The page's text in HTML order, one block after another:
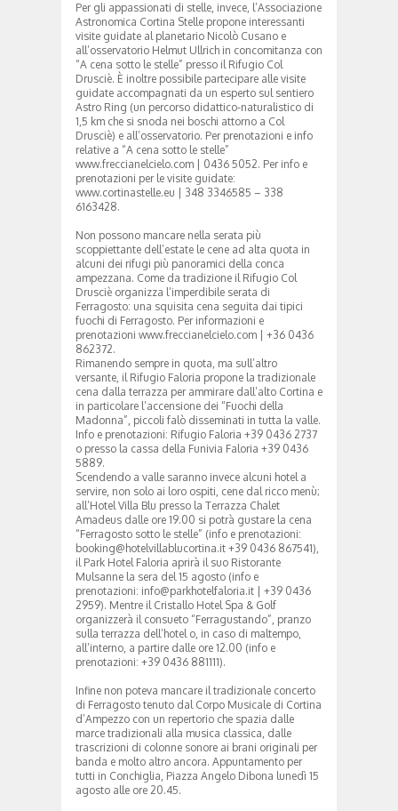
Per gli appassionati di stelle, invece, l’Associazione
Astronomica Cortina Stelle propone interessanti
visite guidate al planetario Nicolò Cusano e
all’osservatorio Helmut Ullrich in concomitanza con
“A cena sotto le stelle” presso il Rifugio Col
Drusciè. È inoltre possibile partecipare alle visite
guidate accompagnati da un esperto sul sentiero
Astro Ring (un percorso didattico-naturalistico di
1,5 km che si snoda nei boschi attorno a Col
Drusciè) e all’osservatorio. Per prenotazioni e info
relative a “A cena sotto le stelle”
www.freccianelcielo.com | 0436 5052. Per info e
prenotazioni per le visite guidate:
www.cortinastelle.eu | 348 3346585 – 338
6163428.
Non possono mancare nella serata più
scoppiettante dell’estate le cene ad alta quota in
alcuni dei rifugi più panoramici della conca
ampezzana. Come da tradizione il Rifugio Col
Drusciè organizza l’imperdibile serata di
Ferragosto: una squisita cena seguita dai tipici
fuochi di Ferragosto. Per informazioni e
prenotazioni www.freccianelcielo.com | +36 0436
862372.
Rimanendo sempre in quota, ma sull’altro
versante, il Rifugio Faloria propone la tradizionale
cena dalla terrazza per ammirare dall’alto Cortina e
in particolare l’accensione dei “Fuochi della
Madonna”, piccoli falò disseminati in tutta la valle.
Info e prenotazioni: Rifugio Faloria +39 0436 2737
o presso la cassa della Funivia Faloria +39 0436
5889.
Scendendo a valle saranno invece alcuni hotel a
servire, non solo ai loro ospiti, cene dal ricco menù;
all’Hotel Villa Blu presso la Terrazza Chalet
Amadeus dalle ore 19.00 si potrà gustare la cena
“Ferragosto sotto le stelle” (info e prenotazioni:
booking@hotelvillablucortina.it +39 0436 867541),
il Park Hotel Faloria aprirà il suo Ristorante
Mulsanne la sera del 15 agosto (info e
prenotazioni: info@parkhotelfaloria.it | +39 0436
2959). Mentre il Cristallo Hotel Spa & Golf
organizzerà il consueto “Ferragustando”, pranzo
sulla terrazza dell’hotel o, in caso di maltempo,
all’interno, a partire dalle ore 12.00 (info e
prenotazioni: +39 0436 881111).
Infine non poteva mancare il tradizionale concerto
di Ferragosto tenuto dal Corpo Musicale di Cortina
d’Ampezzo con un repertorio che spazia dalle
marce tradizionali alla musica classica, dalle
trascrizioni di colonne sonore ai brani originali per
banda e molto altro ancora. Appuntamento per
tutti in Conchiglia, Piazza Angelo Dibona lunedì 15
agosto alle ore 20.45.